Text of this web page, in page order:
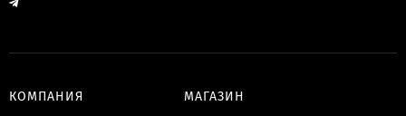
КОМПАНИЯ МАГАЗИН